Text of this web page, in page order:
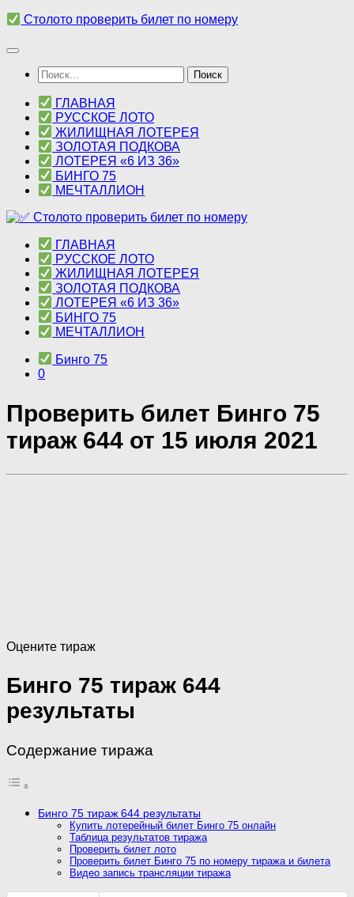
Перейти
содержимому
Столото проверить билет по номеру
Найти:
ГЛАВНАЯ
РУССКОЕ ЛОТО
ЖИЛИЩНАЯ ЛОТЕРЕЯ
ЗОЛОТАЯ ПОДКОВА
ЛОТЕРЕЯ «6 ИЗ 36»
БИНГО 75
МЕЧТАЛЛИОН
ГЛАВНАЯ
РУССКОЕ ЛОТО
ЖИЛИЩНАЯ ЛОТЕРЕЯ
ЗОЛОТАЯ ПОДКОВА
ЛОТЕРЕЯ «6 ИЗ 36»
БИНГО 75
МЕЧТАЛЛИОН
Бинго 75
0
Проверить билет Бинго 75
тираж 644 от 15 июля 2021
Оцените тираж
Бинго 75 тираж 644
результаты
Содержание тиража
Бинго 75 тираж 644 результаты
Купить лотерейный билет Бинго 75 онлайн
Таблица результатов тиража
Проверить билет лото
Проверить билет Бинго 75 по номеру тиража и билета
Видео запись трансляции тиража